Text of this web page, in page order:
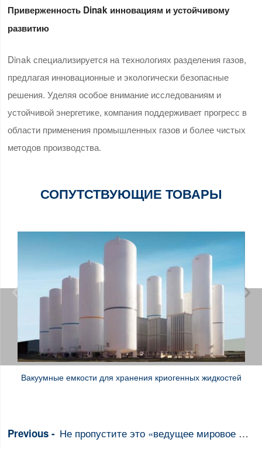
Приверженность Dinak инновациям и устойчивому
развитию
Dinak специализируется на технологиях разделения газов,
предлагая инновационные и экологически безопасные
решения. Уделяя особое внимание исследованиям и
устойчивой энергетике, компания поддерживает прогресс в
области применения промышленных газов и более чистых
методов производства.
СОПУТСТВУЮЩИЕ ТОВАРЫ
Вакуумные емкости для хранения криогенных жидкостей
 
Не пропустите это «ведущее мировое мероприятие в области технологий стали»